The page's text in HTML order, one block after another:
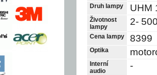
Druh lampy UHM
Životnost
lampy
2-
Cena lampy 8399
Optika
Interní
audio
-